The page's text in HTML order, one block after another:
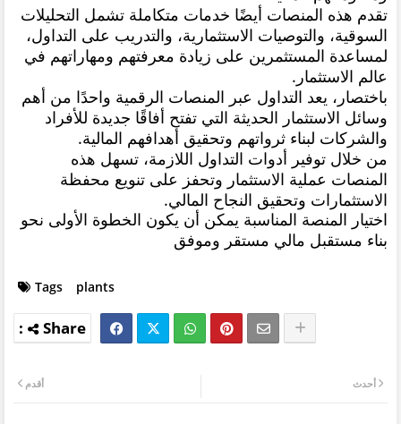
تقدم هذه المنصات أيضًا خدمات متكاملة تشمل التحليلات
السوقية، والتوصيات الاستثمارية، والتدريب على التداول،
لمساعدة المستثمرين على زيادة معرفتهم ومهاراتهم في
عالم الاستثمار.
باختصار، يعد التداول عبر المنصات الرقمية واحدًا من أهم
وسائل الاستثمار الحديثة التي تفتح أفاقًا جديدة للأفراد
والشركات لبناء ثرواتهم وتحقيق أهدافهم المالية.
من خلال توفير أدوات التداول اللازمة، تسهل هذه
المنصات عملية الاستثمار وتحفز على تنويع محفظة
الاستثمارات وتحقيق النجاح المالي.
اختيار المنصة المناسبة يمكن أن يكون الخطوة الأولى نحو
بناء مستقبل مالي مستقر وموفق
Tags plants
أحدث أقدم